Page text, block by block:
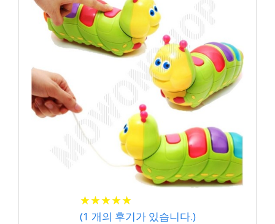
★★★★★
★★★★★
(1 개의 후기가 있습니다.)